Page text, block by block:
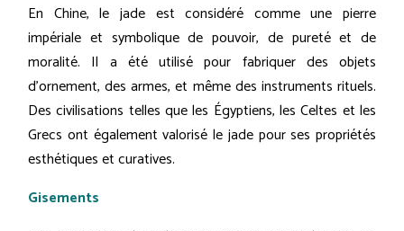
En Chine, le jade est considéré comme une pierre
impériale et symbolique de pouvoir, de pureté et de
moralité. Il a été utilisé pour fabriquer des objets
d'ornement, des armes, et même des instruments rituels.
Des civilisations telles que les Égyptiens, les Celtes et les
Grecs ont également valorisé le jade pour ses propriétés
esthétiques et curatives.
Gisements